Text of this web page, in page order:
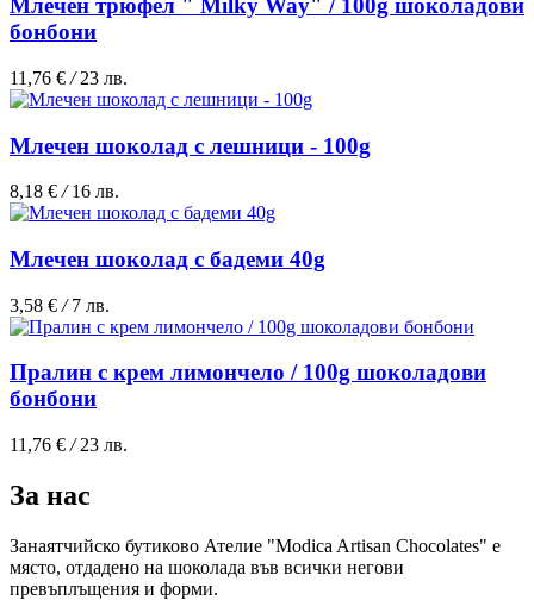
Млечен трюфел " Milky Way" / 100g шоколадови
бонбони
11,76 € /23 лв.
Млечен шоколад с лешници - 100g
8,18 € /16 лв.
Млечен шоколад с бадеми 40g
3,58 € /7 лв.
Пралин с крем лимончело / 100g шоколадови
бонбони
11,76 € /23 лв.
За нас
Занаятчийско бутиково Ателие "Modica Artisan Chocolates" е
място, отдадено на шоколада във всички негови
превъплъщения и форми.